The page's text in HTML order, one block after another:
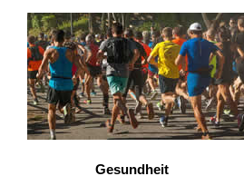
Gesundheit